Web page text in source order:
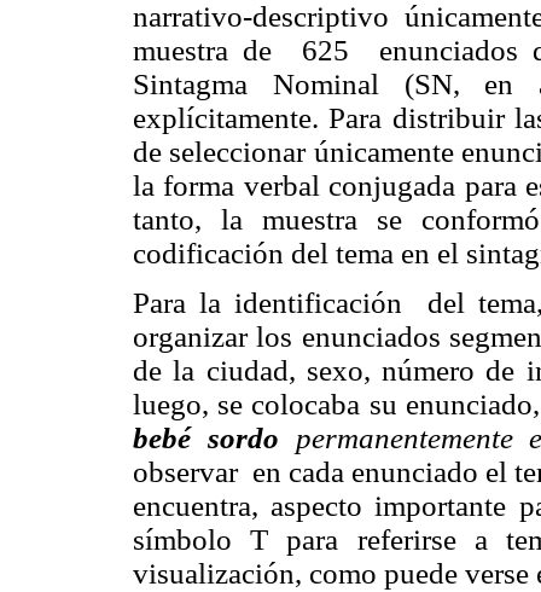
narrativo-descriptivo
muestra de 625
Sintagma Nominal (SN,
explícitamente. Para distribuir
de seleccionar únicamente
la forma verbal conjugada para
tanto, la muestra se
codificación del tema en el
Para la identificación del
organizar los enunciados
de la ciudad, sexo, número de
luego, se colocaba su
bebé sordo permanentemente
observar en cada enunciado el
encuentra, aspecto importante
símbolo T para referirse a
visualización, como puede verse